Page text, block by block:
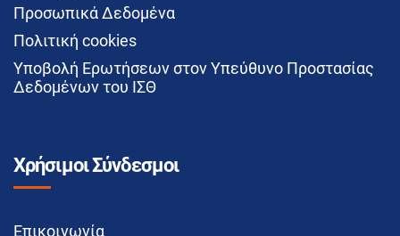
Προσωπικά Δεδομένα
Πολιτική cookies
Υποβολή Ερωτήσεων στον Υπεύθυνο Προστασίας
Δεδομένων του ΙΣΘ
Χρήσιμοι Σύνδεσμοι
Επικοινωνία